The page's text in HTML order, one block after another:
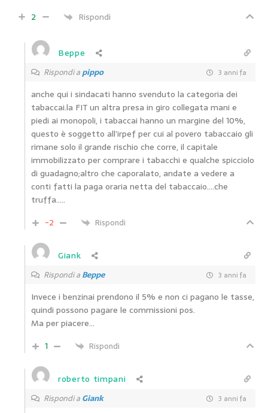
2
Rispondi
Beppe
Rispondi apippo 3 anni fa
anche qui i sindacati hanno svenduto la categoria dei
tabaccai.la FIT un altra presa in giro collegata mani e
piedi ai monopoli, i tabaccai hanno un margine del 10%,
questo è soggetto all’irpef per cui al povero tabaccaio gli
rimane solo il grande rischio che corre, il capitale
immobilizzato per comprare i tabacchi e qualche spicciolo
di guadagno;altro che caporalato, andate a vedere a
conti fatti la paga oraria netta del tabaccaio….che
truffa…..
-2
Rispondi
Giank
Rispondi aBeppe 3 anni fa
Invece i benzinai prendono il 5% e non ci pagano le tasse,
quindi possono pagare le commissioni pos.
Ma per piacere…
1
Rispondi
roberto timpani
Rispondi aGiank 3 anni fa